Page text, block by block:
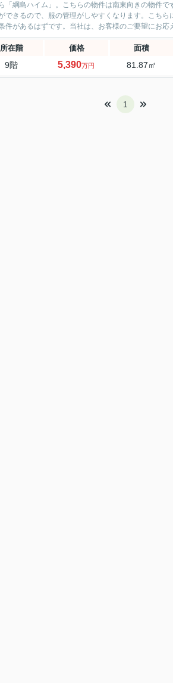
「綱島ハイム」。こちらの物件は南東向きの物件
できるので、服の管理がしやすくなります。こち
件があるはずです。当社は、お客様のご要望にお
所在階 価格 面積
9階 5,390万円 81.87㎡
1